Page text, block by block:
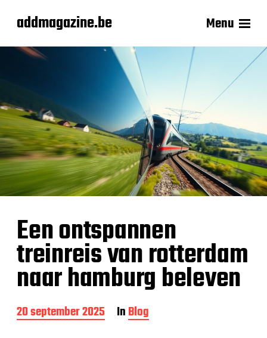
addmagazine.be Menu
Een ontspannen
treinreis van rotterdam
naar hamburg beleven
B
e
20 september 2025 InBlog